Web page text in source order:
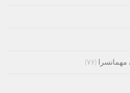
(۷۶)